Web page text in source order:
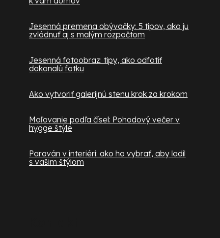
Jesenná premena obývačky: 5 tipov, ako ju
zvládnuť aj s malým rozpočtom
Jesenná fotoobraz: tipy, ako odfotiť
dokonalú fotku
Ako vytvoriť galerijnú stenu krok za krokom
Maľovanie podľa čísel: Pohodový večer v
hygge štýle
Paraván v interiéri: ako ho vybrať, aby ladil
s vašim štýlom